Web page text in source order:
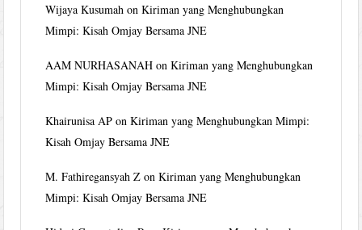
Wijaya Kusumah onKiriman yang Menghubungkan
Mimpi: Kisah Omjay Bersama JNE
AAM NURHASANAH onKiriman yang Menghubungkan
Mimpi: Kisah Omjay Bersama JNE
Khairunisa AP onKiriman yang Menghubungkan Mimpi:
Kisah Omjay Bersama JNE
M. Fathiregansyah Z onKiriman yang Menghubungkan
Mimpi: Kisah Omjay Bersama JNE